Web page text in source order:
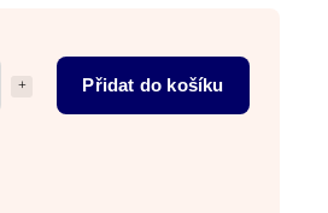
Přidat do košíku